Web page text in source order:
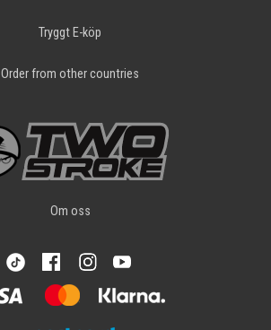
Tryggt E-köp
Order from other countries
Om oss